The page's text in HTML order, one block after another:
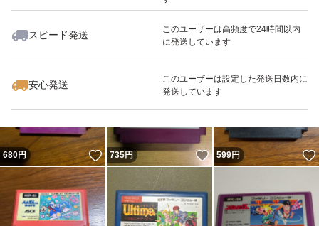
スピード発送
このユーザーは高頻度で24時間以内
に発送しています
安心発送
このユーザーは設定した発送日数内に
発送しています
いいね！
699
680円 いいね！
735円 いいね！
599円